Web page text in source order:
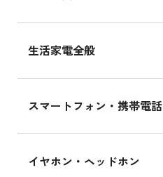
生活家電全般
スマートフォン・携帯電話
イヤホン・ヘッドホン